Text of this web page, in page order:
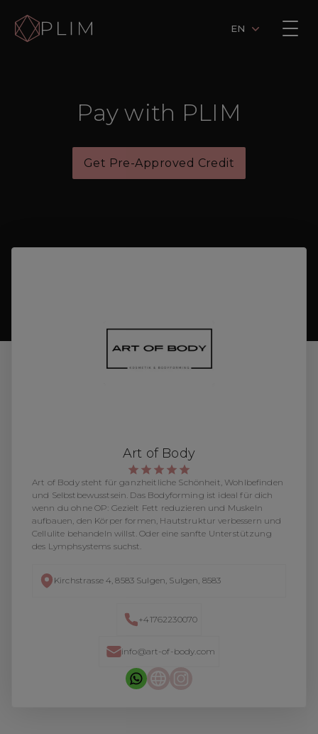
EN
Pay with PLIM
Get Pre-Approved Credit
Art of Body
Art of Body steht für ganzheitliche Schönheit, Wohlbefinden
und Selbstbewusstsein. Das Bodyforming ist ideal für dich
wenn du ohne OP: Gezielt Fett reduzieren und Muskeln
aufbauen, den Körper formen, Hautstruktur verbessern und
Cellulite behandeln willst. Oder eine sanfte Unterstützung
des Lymphsystems suchst.
Kirchstrasse 4, 8583 Sulgen, Sulgen, 8583
+41762230070
info@art-of-body.com